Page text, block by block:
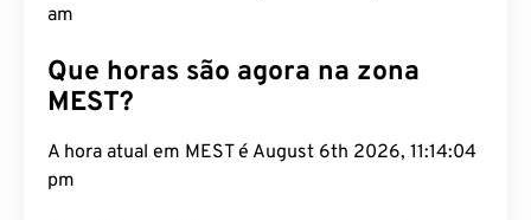
am
Que horas são agora na zona
MEST?
A hora atual em MEST é August 6th 2026, 11:14:05
pm